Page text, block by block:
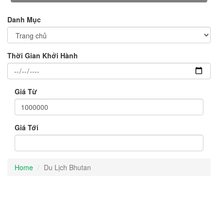
Danh Mục
Thời Gian Khởi Hành
Giá Từ
Giá Tới
Home Du Lịch Bhutan